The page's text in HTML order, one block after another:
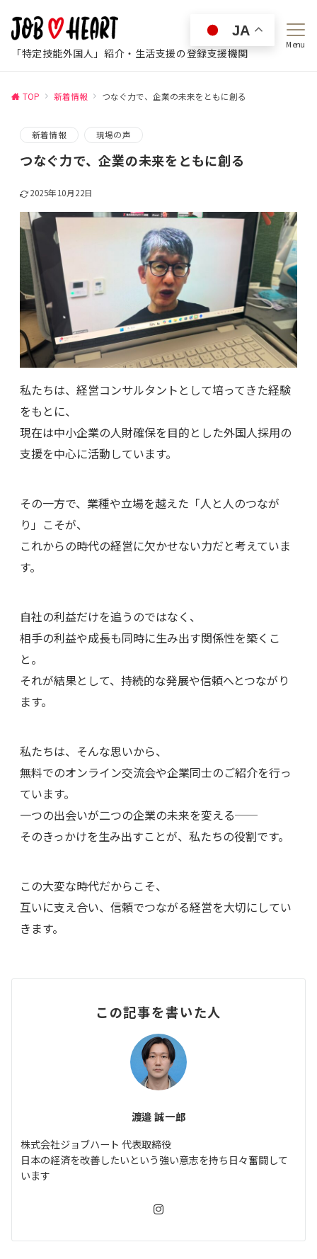
「特定技能外国人」紹介・生活支援の登録支援機関
Menu
TOP 新着情報 つなぐ力で、企業の未来をともに創る
新着情報 現場の声
つなぐ力で、企業の未来をともに創る
2025年10月22日
私たちは、経営コンサルタントとして培ってきた経験
をもとに、
現在は中小企業の人財確保を目的とした外国人採用の
支援を中心に活動しています。
その一方で、業種や立場を越えた「人と人のつなが
り」こそが、
これからの時代の経営に欠かせない力だと考えていま
す。
自社の利益だけを追うのではなく、
相手の利益や成長も同時に生み出す関係性を築くこ
と。
それが結果として、持続的な発展や信頼へとつながり
ます。
私たちは、そんな思いから、
無料でのオンライン交流会や企業同士のご紹介を行っ
ています。
一つの出会いが二つの企業の未来を変える──
そのきっかけを生み出すことが、私たちの役割です。
この大変な時代だからこそ、
互いに支え合い、信頼でつながる経営を大切にしてい
きます。
この記事を書いた人
渡邉 誠一郎
株式会社ジョブハート 代表取締役
日本の経済を改善したいという強い意志を持ち日々奮闘して
います
JA